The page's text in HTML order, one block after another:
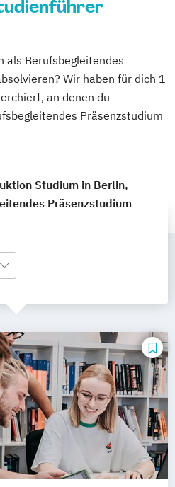
als Berufsbegleitendes
Wir haben für dich 1
an denen du
Präsenzstudium
Studium in Berlin,
Präsenzstudium